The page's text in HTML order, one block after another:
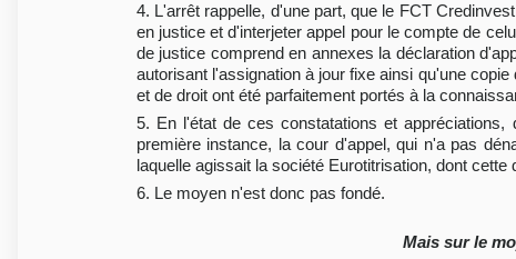
4. L'arrêt rappelle, d'une part, que le FCT
en justice et d'interjeter appel pour le compte de
de justice comprend en annexes la déclaration
autorisant l'assignation à jour fixe ainsi qu'une
et de droit ont été parfaitement portés à la
5. En l'état de ces constatations et
première instance, la cour d'appel, qui n'a pas
laquelle agissait la société Eurotitrisation, dont
6. Le moyen n'est donc pas fondé.
Mais sur le